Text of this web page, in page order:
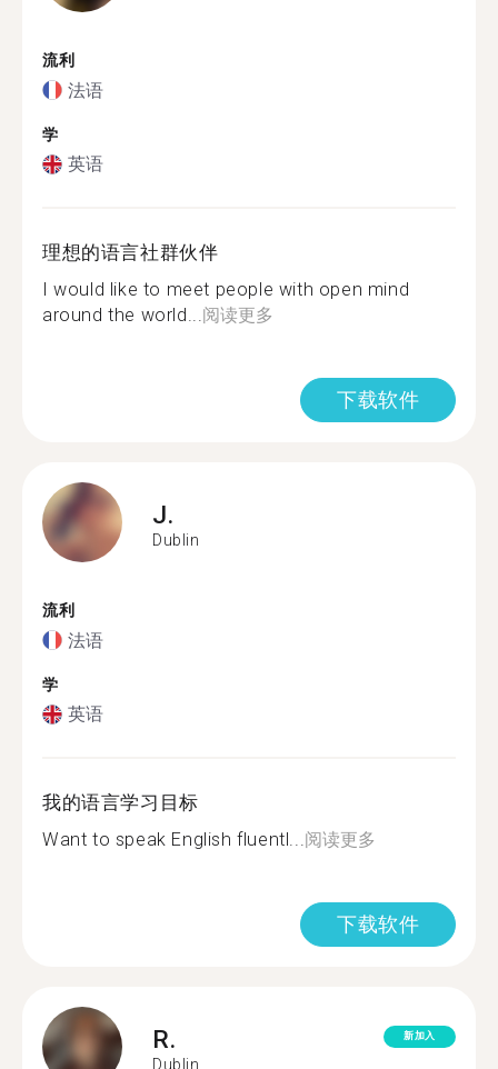
流利
法语
学
英语
理想的语言社群伙伴
I would like to meet people with open mind
around the world...阅读更多
下载软件
J.
Dublin
流利
法语
学
英语
我的语言学习目标
Want to speak English fluentl...阅读更多
下载软件
R.
Dublin
新加入